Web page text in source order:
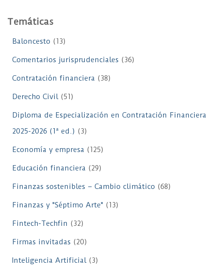
Temáticas
Baloncesto (13)
Comentarios jurisprudenciales (36)
Contratación financiera (38)
Derecho Civil(51)
Diploma de Especialización en Contratación Financiera
2025-2026 (1ª ed.) (3)
Economía y empresa (125)
Educación financiera (29)
Finanzas sostenibles – Cambio climático (68)
Finanzas y "Séptimo Arte" (13)
Fintech-Techfin (32)
Firmas invitadas (20)
Inteligencia Artificial(3)